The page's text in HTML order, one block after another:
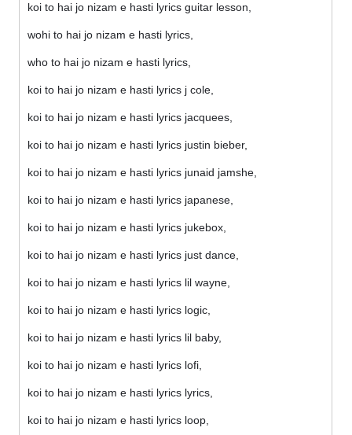
koi to hai jo nizam e hasti lyrics guitar lesson,
wohi to hai jo nizam e hasti lyrics,
who to hai jo nizam e hasti lyrics,
koi to hai jo nizam e hasti lyrics j cole,
koi to hai jo nizam e hasti lyrics jacquees,
koi to hai jo nizam e hasti lyrics justin bieber,
koi to hai jo nizam e hasti lyrics junaid jamshe,
koi to hai jo nizam e hasti lyrics japanese,
koi to hai jo nizam e hasti lyrics jukebox,
koi to hai jo nizam e hasti lyrics just dance,
koi to hai jo nizam e hasti lyrics lil wayne,
koi to hai jo nizam e hasti lyrics logic,
koi to hai jo nizam e hasti lyrics lil baby,
koi to hai jo nizam e hasti lyrics lofi,
koi to hai jo nizam e hasti lyrics lyrics,
koi to hai jo nizam e hasti lyrics loop,